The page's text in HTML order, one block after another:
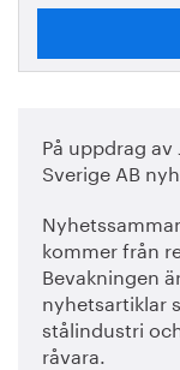
På uppdrag
Sverige AB
kommer från
Bevakningen
nyhetsartiklar
stålindustri
råvara.